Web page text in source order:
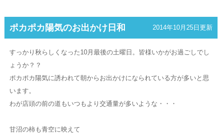
ポカポカ陽気のお出かけ日和 2014年10月25日更新
すっかり秋らしくなった10月最後の土曜日。皆様いかがお過ごしでし
ょうか？？
ポカポカ陽気に誘われて朝からお出かけになられている方が多いと思
います。
わが店頭の前の道もいつもより交通量が多いような・・・
甘沼の柿も青空に映えて